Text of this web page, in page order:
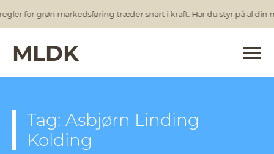
for grøn markedsføring træder snart i kraft. Har du styr på al din
MLDK
Tag: Asbjørn Linding
Kolding